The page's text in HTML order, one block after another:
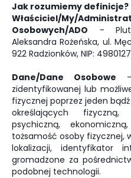
Jak rozumiemy definicje?
Właściciel/My/
Osobowych/ADO - Pluto
Aleksandra Rożeńska, ul.
922 Radzionków, NIP:
Dane/Dane Osobowe -
zidentyfikowanej lub
fizycznej poprzez jeden
określających fizyczną,
psychiczną,
tożsamość osoby fizycznej,
lokalizacji, identyfikator
gromadzone za
podobnej technologii.